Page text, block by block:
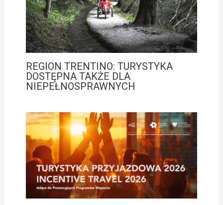
REGION TRENTINO: TURYSTYKA
DOSTĘPNA TAKŻE DLA
NIEPEŁNOSPRAWNYCH